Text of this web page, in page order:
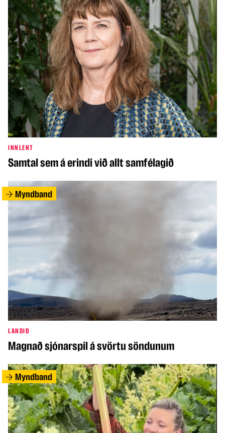
INNLENT
Samtal sem á erindi við allt samfélagið
Myndband
LANDIÐ
Magnað sjónarspil á svörtu söndunum
Myndband